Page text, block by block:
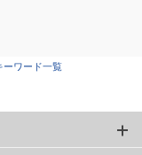
ーワード一覧